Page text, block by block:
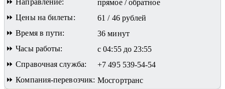
⏩ Направление:
прямое / обратное
⏩ Цены на билеты:
61 / 46 рублей
⏩ Время в пути:
36 минут
⏩ Часы работы:
с 04:55 до 23:55
⏩ Справочная служба:
+7 495 539-54-54
⏩ Компания-перевозчик: Мосгортранс